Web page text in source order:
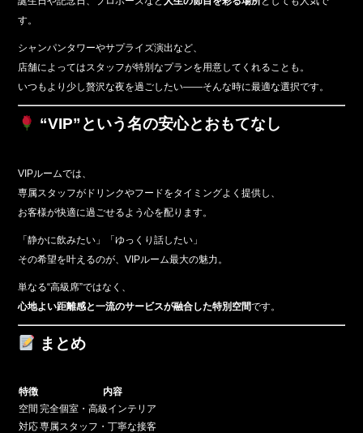
す。
シャンパンタワーやサプライズ演出など、
店舗によってはスタッフが特別なプランを用意してくれることも。
いつもより少し贅沢な夜を過ごしたい――そんな時に最適な選択です。
“VIP”という名の安心とおもてなし
VIPルームでは、
専属スタッフがドリンクやフードをタイミングよく提供し、
お客様が快適に過ごせるよう心を配ります。
「静かに飲みたい」「ゆっくり話したい」
その希望を叶えるのが、VIPルーム最大の魅力。
単なる“高級席”ではなく、
心地よい距離感と一流のサービスが融合した特別空間です。
まとめ
特徴
内容
空間 完全個室・高級インテリア
対応専属スタッフ・丁寧な接客